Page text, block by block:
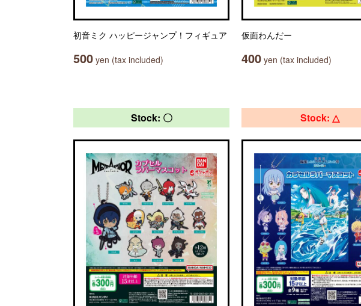
初音ミク ハッピージャンプ！フィギュア
500 yen (tax included)
仮面わんだー
400 yen (tax included)
Stock: 〇 Stock: △